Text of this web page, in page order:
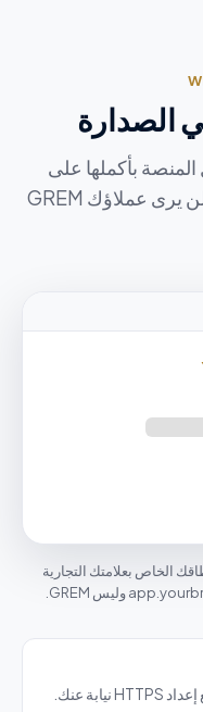
الصدارة
بأكملها على
نطاقها الخاص، بهويتها التجارية — لن يرى عملاؤك GREM
الخاص بعلامتك التجارية
شغّل على yourbrand.com مع إعداد HTTPS نيابة عنك.